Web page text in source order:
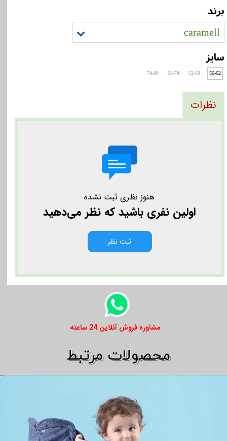
برند
caramell
سایز
56-62
62-68
68-74
74-80
نظرات
هنوز نظری ثبت نشده
اولین نفری باشید که نظر می‌دهید
ثبت نظر
​​مشاوره فروش آنلاین 24 ساعته
​​محصولات مرتبط